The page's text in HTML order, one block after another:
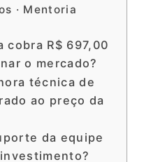
· Mentoria
cobra R$ 697,00
o mercado?
técnica de
ao preço da
da equipe